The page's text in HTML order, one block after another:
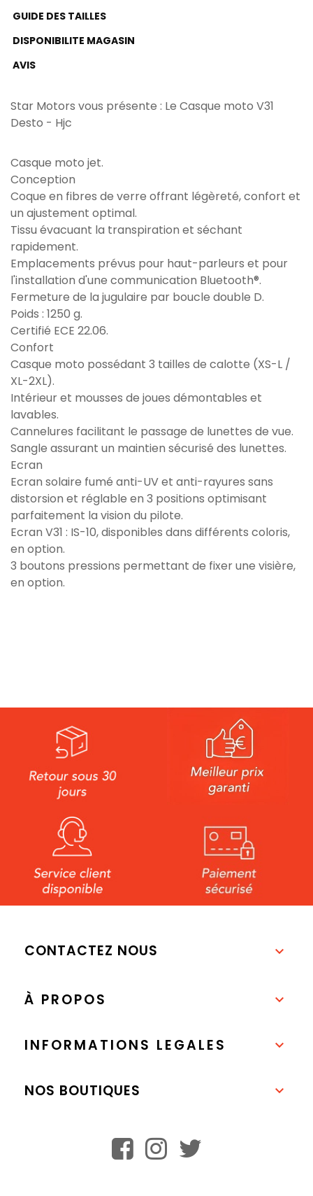
GUIDE DES TAILLES
DISPONIBILITE MAGASIN
AVIS
Star Motors vous présente : Le Casque moto V31
Desto - Hjc
Casque moto jet.
Conception
Coque en fibres de verre offrant légèreté, confort et
un ajustement optimal.
Tissu évacuant la transpiration et séchant
rapidement.
Emplacements prévus pour haut-parleurs et pour
l'installation d'une communication Bluetooth®.
Fermeture de la jugulaire par boucle double D.
Poids : 1250 g.
Certifié ECE 22.06.
Confort
Casque moto possédant 3 tailles de calotte (XS-L /
XL-2XL).
Intérieur et mousses de joues démontables et
lavables.
Cannelures facilitant le passage de lunettes de vue.
Sangle assurant un maintien sécurisé des lunettes.
Ecran
Ecran solaire fumé anti-UV et anti-rayures sans
distorsion et réglable en 3 positions optimisant
parfaitement la vision du pilote.
Ecran V31 : IS-10, disponibles dans différents coloris,
en option.
3 boutons pressions permettant de fixer une visière,
en option.
CONTACTEZ NOUS 
À PROPOS 
INFORMATIONS LEGALES 
NOS BOUTIQUES 